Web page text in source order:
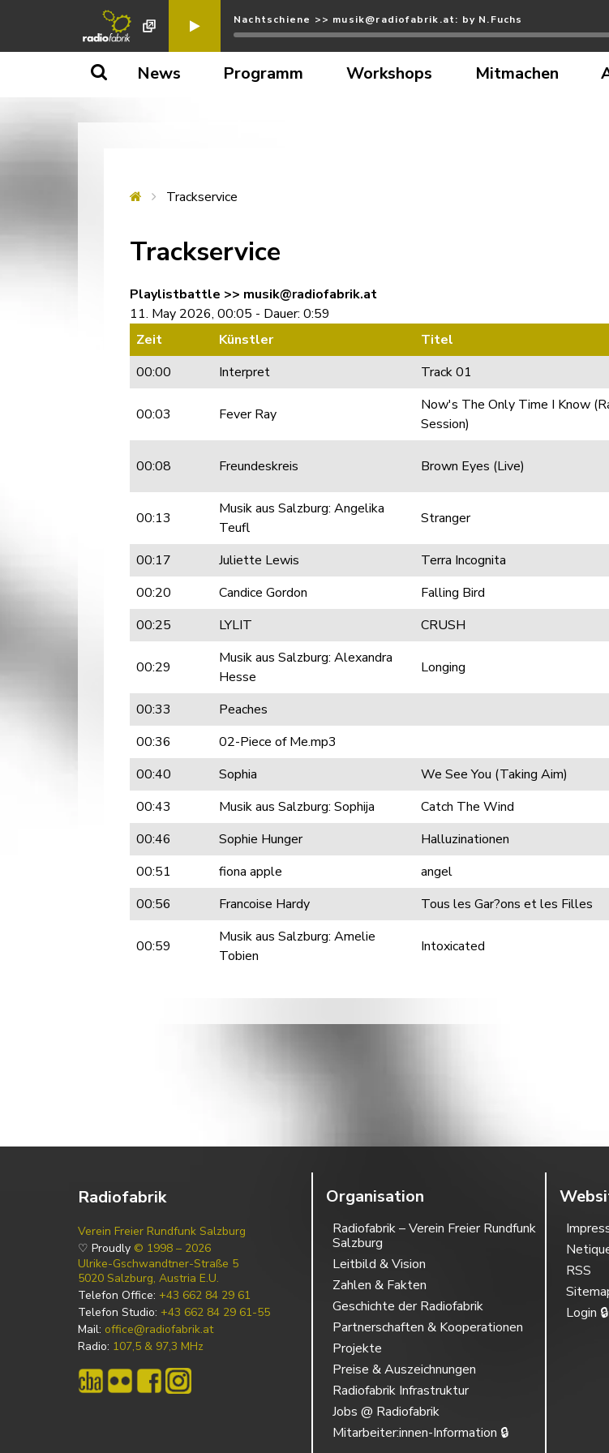
Nachtschiene >> musik@radiofabrik.at: by N.Fuchs
News Programm Workshops Mitmachen
Trackservice
Trackservice
Playlistbattle >> musik@radiofabrik.at
11. May 2026, 00:05 - Dauer: 0:59
Zeit
Künstler Titel
00:00
Interpret Track 01
00:03 Fever Ray
Now's The Only Time I Know
Session)
00:08 Freundeskreis Brown Eyes (Live)
00:13
Musik aus Salzburg: Angelika
Teufl
Stranger
00:17 Juliette Lewis Terra Incognita
00:20
Candice Gordon Falling Bird
00:25
LYLIT CRUSH
00:29
Musik aus Salzburg: Alexandra
Hesse
Longing
00:33
Peaches
00:36
02-Piece of Me.mp3
00:40
Sophia We See You (Taking Aim)
00:43
Musik aus Salzburg: Sophija
Catch The Wind
00:46
Sophie Hunger Halluzinationen
00:51
fiona apple angel
00:56
Francoise Hardy Tous les Gar?ons et les Filles
00:59
Musik aus Salzburg: Amelie
Tobien
Intoxicated
Radiofabrik
Verein Freier Rundfunk Salzburg
♡ Proudly © 1998 – 2026
Ulrike-Gschwandtner-Straße 5
5020 Salzburg, Austria E.U.
Telefon Office: +43 662 84 29 61
Telefon Studio: +43 662 84 29 61-55
Mail: office@radiofabrik.at
Radio: 107,5 & 97,3 MHz
Organisation
Radiofabrik – Verein Freier Rundfunk
Salzburg
Leitbild & Vision
Zahlen & Fakten
Geschichte der Radiofabrik
Partnerschaften & Kooperationen
Projekte
Preise & Auszeichnungen
Radiofabrik Infrastruktur
Jobs @ Radiofabrik
Mitarbeiter:innen-Information 🔒
RSS
Login 🔒